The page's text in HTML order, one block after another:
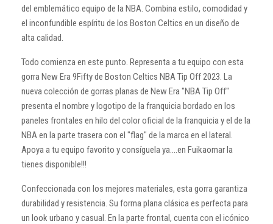
del emblemático equipo de la NBA. Combina estilo, comodidad y
el inconfundible espíritu de los Boston Celtics en un diseño de
alta calidad.
Todo comienza en este punto. Representa a tu equipo con esta
gorra New Era 9Fifty de Boston Celtics NBA Tip Off 2023. La
nueva colección de gorras planas de New Era "NBA Tip Off"
presenta el nombre y logotipo de la franquicia bordado en los
paneles frontales en hilo del color oficial de la franquicia y el de la
NBA en la parte trasera con el "flag" de la marca en el lateral.
Apoya a tu equipo favorito y consíguela ya....en Fuikaomar la
tienes disponible!!!
Confeccionada con los mejores materiales, esta gorra garantiza
durabilidad y resistencia. Su forma plana clásica es perfecta para
un look urbano y casual. En la parte frontal, cuenta con el icónico